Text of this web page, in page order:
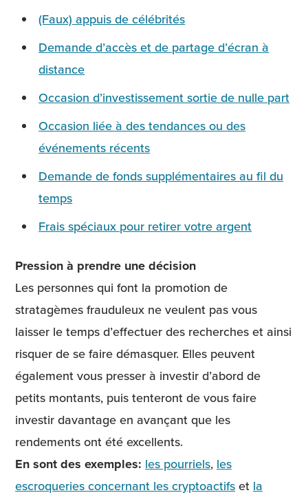
(Faux) appuis de célébrités
Demande d’accès et de partage d’écran à
distance
Occasion d’investissement sortie de nulle part
Occasion liée à des tendances ou des
événements récents
Demande de fonds supplémentaires au fil du
temps
Frais spéciaux pour retirer votre argent
Pression à prendre une décision
Les personnes qui font la promotion de
stratagèmes frauduleux ne veulent pas vous
laisser le temps d’effectuer des recherches et ainsi
risquer de se faire démasquer. Elles peuvent
également vous presser à investir d’abord de
petits montants, puis tenteront de vous faire
investir davantage en avançant que les
rendements ont été excellents.
En sont des exemples: les pourriels, les
escroqueries concernant les cryptoactifs et la